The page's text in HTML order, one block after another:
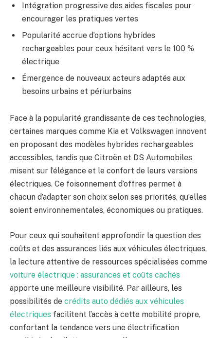
Intégration progressive des aides fiscales pour
encourager les pratiques vertes
Popularité accrue d’options hybrides
rechargeables pour ceux hésitant vers le 100 %
électrique
Émergence de nouveaux acteurs adaptés aux
besoins urbains et périurbains
Face à la popularité grandissante de ces technologies,
certaines marques comme Kia et Volkswagen innovent
en proposant des modèles hybrides rechargeables
accessibles, tandis que Citroën et DS Automobiles
misent sur l’élégance et le confort de leurs versions
électriques. Ce foisonnement d’offres permet à
chacun d’adapter son choix selon ses priorités, qu’elles
soient environnementales, économiques ou pratiques.
Pour ceux qui souhaitent approfondir la question des
coûts et des assurances liés aux véhicules électriques,
la lecture attentive de ressources spécialisées comme
voiture électrique : assurances et coûts cachés
apporte une meilleure visibilité. Par ailleurs, les
possibilités de crédits auto dédiés aux véhicules
électriques facilitent l’accès à cette mobilité propre,
confortant la tendance vers une électrification